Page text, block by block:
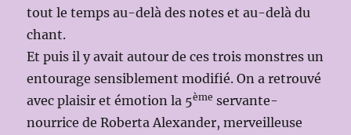
tout le temps au-delà des notes et au-delà du
chant.
Et puis il y avait autour de ces trois monstres un
entourage sensiblement modifié. On a retrouvé
avec plaisir et émotion la 5ème servante-
nourrice de Roberta Alexander, merveilleuse